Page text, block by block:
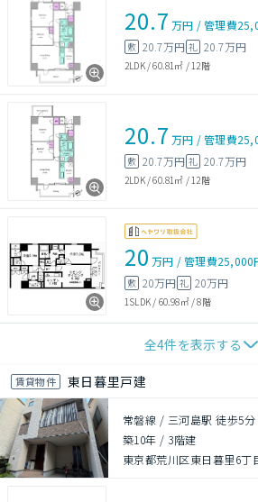
20.7 万円 /管理費
敷 20.7万円 礼 20.7万円
2LDK/60.81㎡ / 12階
20.7 万円 /管理費
敷 20.7万円 礼 20.7万円
2LDK/60.81㎡ / 12階
20 万円 /管理費25,000
敷 20万円 礼 20万円
1SLDK / 60.98㎡/8階
全4件を表示する
賃貸物件 東日暮里戸建
常磐線 / 三河島駅 徒歩5分
築10年 / 3階建
東京都荒川区東日暮里6丁